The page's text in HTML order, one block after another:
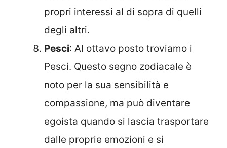
propri interessi al di sopra di quelli
degli altri.
Pesci: Al ottavo posto troviamo i
Pesci. Questo segno zodiacale è
noto per la sua sensibilità e
compassione, ma può diventare
egoista quando si lascia trasportare
dalle proprie emozioni e si